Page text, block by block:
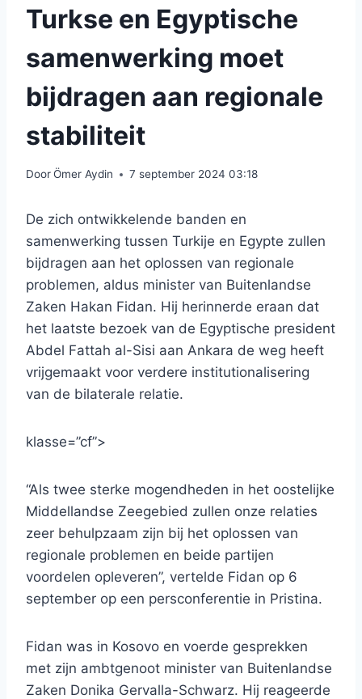
Turkse en Egyptische
samenwerking moet
bijdragen aan regionale
stabiliteit
DoorÖmer Aydin 7 september 2024 03:18
De zich ontwikkelende banden en
samenwerking tussen Turkije en Egypte zullen
bijdragen aan het oplossen van regionale
problemen, aldus minister van Buitenlandse
Zaken Hakan Fidan. Hij herinnerde eraan dat
het laatste bezoek van de Egyptische president
Abdel Fattah al-Sisi aan Ankara de weg heeft
vrijgemaakt voor verdere institutionalisering
van de bilaterale relatie.
klasse=”cf”>
“Als twee sterke mogendheden in het oostelijke
Middellandse Zeegebied zullen onze relaties
zeer behulpzaam zijn bij het oplossen van
regionale problemen en beide partijen
voordelen opleveren”, vertelde Fidan op 6
september op een persconferentie in Pristina.
Fidan was in Kosovo en voerde gesprekken
met zijn ambtgenoot minister van Buitenlandse
Zaken Donika Gervalla-Schwarz. Hij reageerde